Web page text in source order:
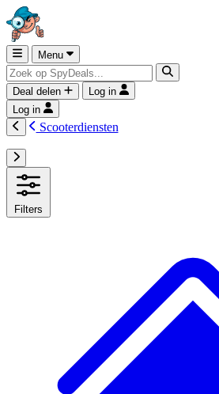
Menu
Deal delen
Log in
Log in
Scooterdiensten
Filters